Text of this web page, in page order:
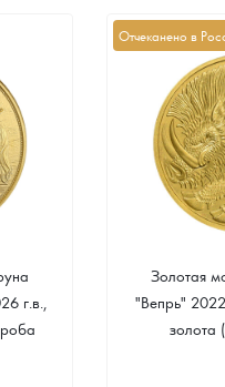
г.в.,
Отчеканено в
Золотая
"Вепрь" 2022
золота